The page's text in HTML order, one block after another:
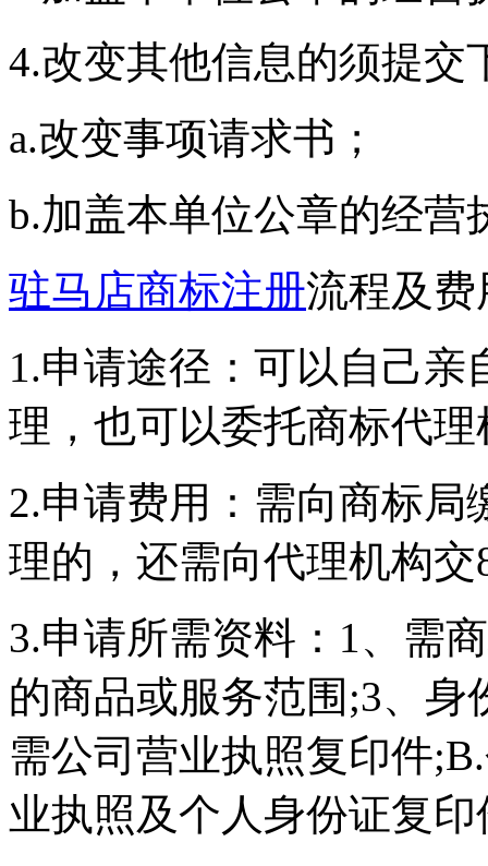
4.改变其他信息的须提交
a.改变事项请求书；
b.加盖本单位公章的经营
驻马店商标注册流程及费
1.申请途径：可以自己
理，也可以委托商标代
2.申请费用：需向商标局
理的，还需向代理机构
3.申请所需资料：1、需
的商品或服务范围;3、
需公司营业执照复印件
业执照及个人身份证复印